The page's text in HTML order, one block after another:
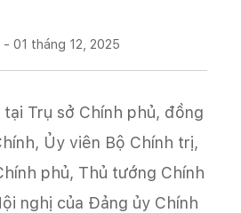
01 tháng 12, 2025
tại Trụ sở Chính phủ, đồng
Ủy viên Bộ Chính trị,
phủ, Thủ tướng Chính
nghị của Đảng ủy Chính